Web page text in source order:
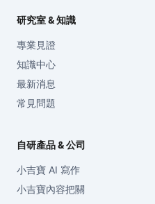
研究室 & 知識
專業見證
知識中心
最新消息
常見問題
自研產品 & 公司
小吉寶 AI 寫作
小吉寶內容把關